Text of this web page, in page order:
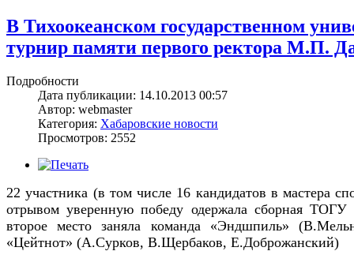
В Тихоокеанском государственном
турнир памяти первого ректора М.П.
Подробности
Дата публикации: 14.10.2013 00:57
Автор: webmaster
Категория: Хабаровские новости
Просмотров: 2552
22 участника (в том числе 16 кандидатов в мастера
отрывом уверенную победу одержала сборная
второе место заняла команда «Эндшпиль»
«Цейтнот» (А.Сурков, В.Щербаков, Е.Доброжанский)